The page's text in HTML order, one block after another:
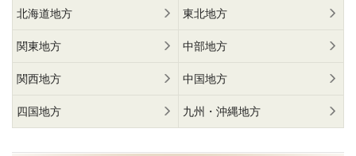
北海道地方 東北地方
関東地方 中部地方
関西地方 中国地方
四国地方 九州・沖縄地方